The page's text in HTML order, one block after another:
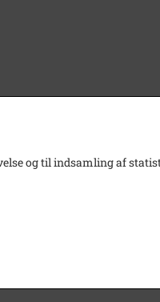
og til indsamling af